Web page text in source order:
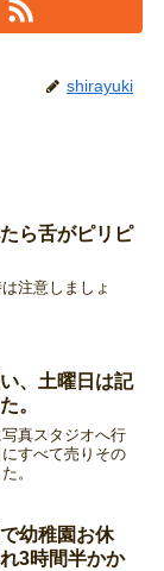
shirayuki
ら舌がピリピ
注意しましょ
、土曜日は記
。
真スタジオへ行
すべて売りその
。
幼稚園お休
3時間半かか